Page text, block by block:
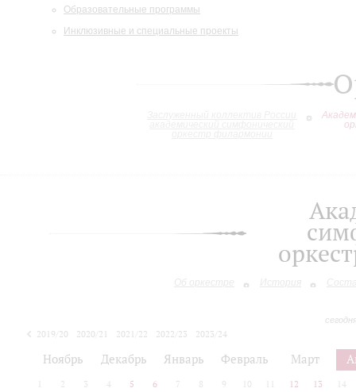
Образовательные программы
Инклюзивные и специальные проекты
Об оркестре История
2019/20 2020/21 2021/22 2022/23
2023/24
Ноябрь Декабрь Январь Февраль Март
2 3 4 5 6 7 8 9 10 12 13 14